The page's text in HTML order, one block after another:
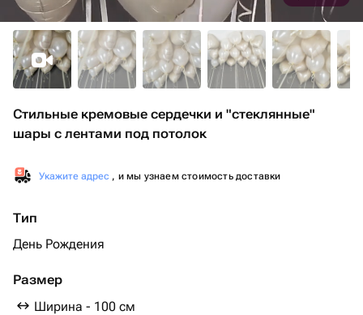
Стильные кремовые сердечки и "стеклянные"
шары с лентами под потолок
Укажите адрес , и мы узнаем стоимость доставки
Тип
День Рождения
Размер
Ширина - 100 см